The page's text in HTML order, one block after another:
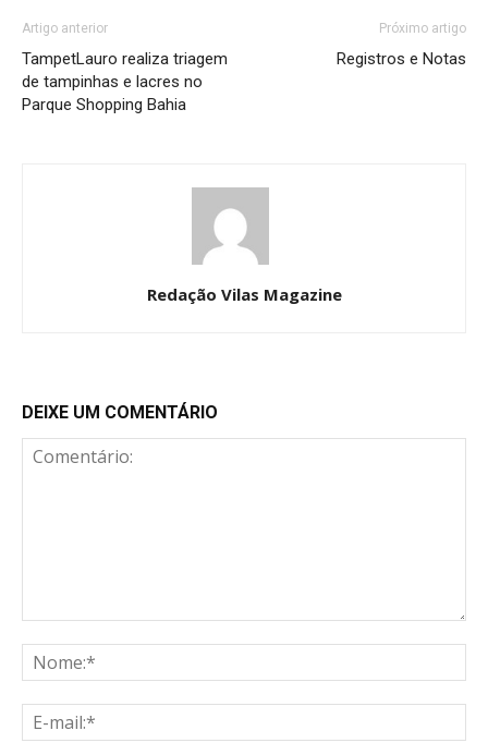
Artigo anterior
TampetLauro realiza triagem
de tampinhas e lacres no
Parque Shopping Bahia
Próximo artigo
Registros e Notas
Redação Vilas Magazine
DEIXE UM COMENTÁRIO